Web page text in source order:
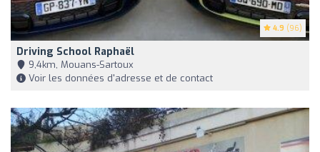
4.9 (96)
Driving School Raphaël
9,4km, Mouans-Sartoux
Voir les données d'adresse et de contact